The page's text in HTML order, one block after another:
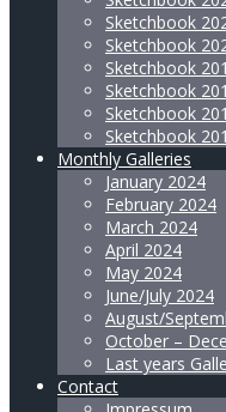
Sketchbook
Sketchbook
Sketchbook
Sketchbook
Sketchbook
Sketchbook
Monthly Galleries
January 2024
February 2024
March 2024
April 2024
May 2024
June/July 2024
August/
October –
Last years
Contact